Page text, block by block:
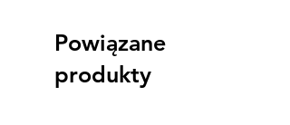
Powiązane
produkty